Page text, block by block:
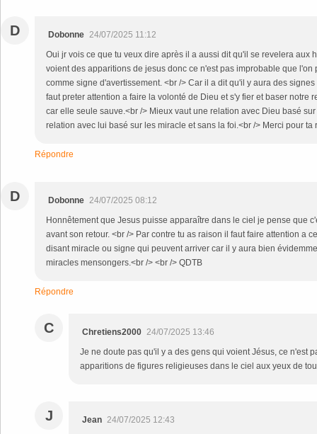
D Dobonne 24/07/2025 11:12
Oui jr vois ce que tu veux dire après il a aussi dit qu'il se revelera aux
voient des apparitions de jesus donc ce n'est pas improbable que l'on
comme signe d'avertissement. <br /> Car il a dit qu'il y aura des
faut preter attention a faire la volonté de Dieu et s'y fier et baser notre
car elle seule sauve.<br /> Mieux vaut une relation avec Dieu basé
relation avec lui basé sur les miracle et sans la foi.<br /> Merci pour ta
Répondre
D Dobonne 24/07/2025 08:12
Honnêtement que Jesus puisse apparaître dans le ciel je pense que
avant son retour. <br /> Par contre tu as raison il faut faire attention a
disant miracle ou signe qui peuvent arriver car il y aura bien
miracles mensongers.<br /> <br /> QDTB
Répondre
C Chretiens2000 24/07/2025 13:46
Je ne doute pas qu'il y a des gens qui voient Jésus, ce n'est
apparitions de figures religieuses dans le ciel aux yeux de
J Jean 24/07/2025 12:43